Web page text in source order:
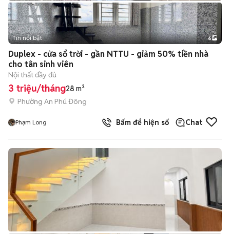
+2
Tin nổi bật 6
Duplex - cửa sổ trời - gần NTTU - giảm 50% tiền nhà
cho tân sinh viên
Nội thất đầy đủ
3 triệu/tháng28 m²
Phường An Phú Đông
Phạm Long Bấm để hiện số Chat